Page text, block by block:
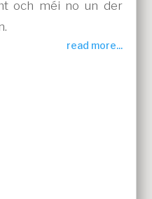
och méi no un der
read more...